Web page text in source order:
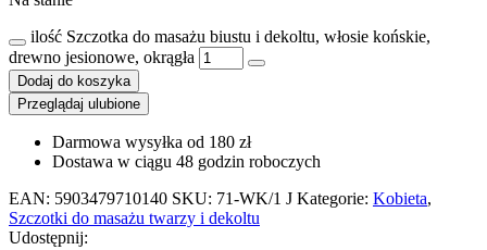
ilość Szczotka do masażu biustu i dekoltu, włosie końskie,
drewno jesionowe, okrągła
Dodaj do koszyka
Przeglądaj ulubione
Darmowa wysyłka od 180 zł
Dostawa w ciągu 48 godzin roboczych
EAN: 5903479710140 SKU: 71-WK/1 J Kategorie: Kobieta,
Szczotki do masażu twarzy i dekoltu
Udostępnij: